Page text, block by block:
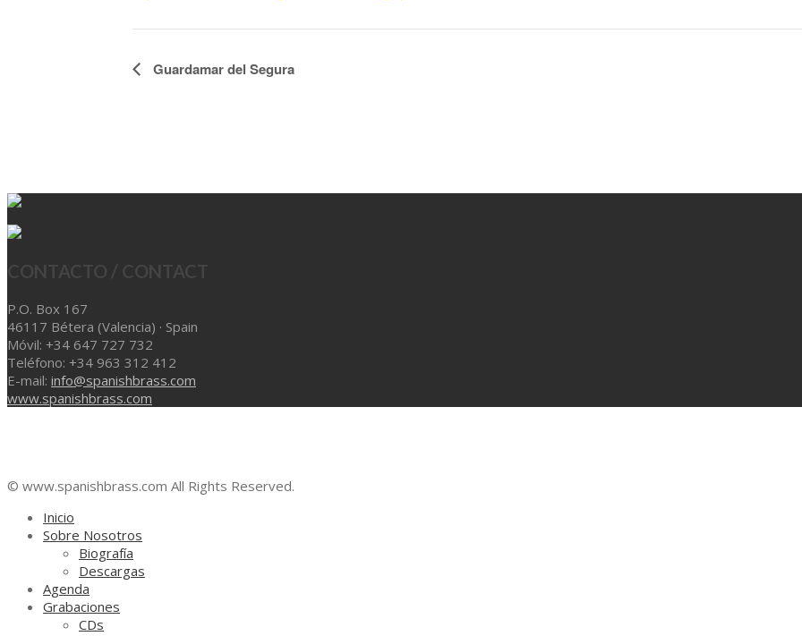
Navegación
Guardamar del Segura
CONTACTO / CONTACT
P.O. Box 167
46117 Bétera (Valencia) · Spain
Móvil: +34 647 727 732
Teléfono: +34 963 312 412
E-mail: info@spanishbrass.com
www.spanishbrass.com
© www.spanishbrass.com All Rights Reserved.
Inicio
Sobre Nosotros
Biografía
Descargas
Agenda
Grabaciones
CDs